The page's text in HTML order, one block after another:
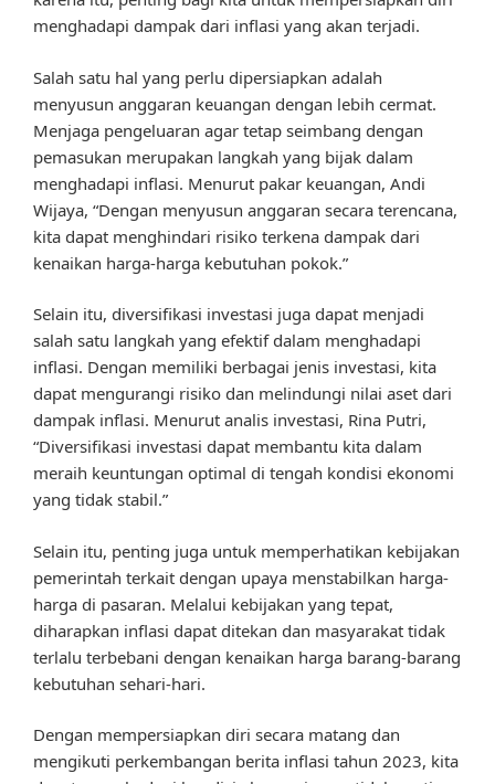
menghadapi dampak dari inflasi yang akan terjadi.
Salah satu hal yang perlu dipersiapkan adalah
menyusun anggaran keuangan dengan lebih cermat.
Menjaga pengeluaran agar tetap seimbang dengan
pemasukan merupakan langkah yang bijak dalam
menghadapi inflasi. Menurut pakar keuangan, Andi
Wijaya, “Dengan menyusun anggaran secara terencana,
kita dapat menghindari risiko terkena dampak dari
kenaikan harga-harga kebutuhan pokok.”
Selain itu, diversifikasi investasi juga dapat menjadi
salah satu langkah yang efektif dalam menghadapi
inflasi. Dengan memiliki berbagai jenis investasi, kita
dapat mengurangi risiko dan melindungi nilai aset dari
dampak inflasi. Menurut analis investasi, Rina Putri,
“Diversifikasi investasi dapat membantu kita dalam
meraih keuntungan optimal di tengah kondisi ekonomi
yang tidak stabil.”
Selain itu, penting juga untuk memperhatikan kebijakan
pemerintah terkait dengan upaya menstabilkan harga-
harga di pasaran. Melalui kebijakan yang tepat,
diharapkan inflasi dapat ditekan dan masyarakat tidak
terlalu terbebani dengan kenaikan harga barang-barang
kebutuhan sehari-hari.
Dengan mempersiapkan diri secara matang dan
mengikuti perkembangan berita inflasi tahun 2023, kita